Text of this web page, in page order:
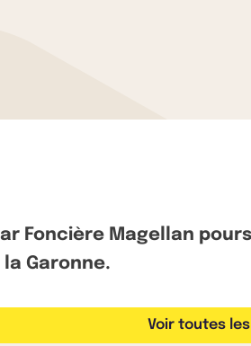
Foncière Magellan
Garonne.
Voir toutes les